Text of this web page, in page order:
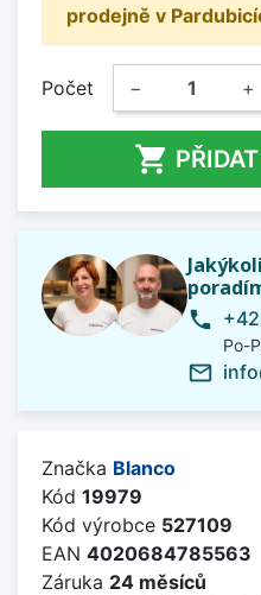
prodejně v
Počet − +

phone
Po-
mail_outline
Značka Blanco
Kód 19979
Kód výrobce 527109
EAN 4020684785563
Záruka 24 měsíců